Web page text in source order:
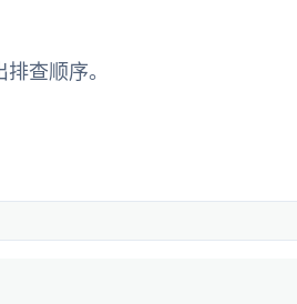
查顺序。